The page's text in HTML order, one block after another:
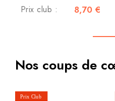
Prix club :
8,70 €
Nos coups de